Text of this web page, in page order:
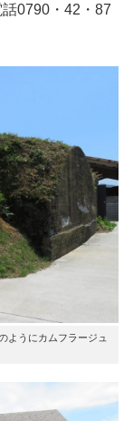
0790・42・87
ようにカムフラージュ